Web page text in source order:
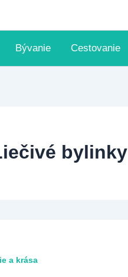
Bývanie Cestovanie
bylinky
a krása